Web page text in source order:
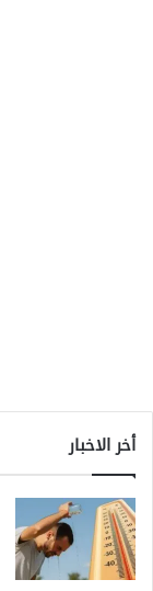
أخر الاخبار